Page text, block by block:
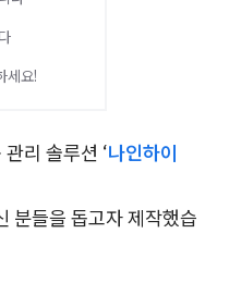
세요!
관리 솔루션 ‘나인하이
분들을 돕고자 제작했습